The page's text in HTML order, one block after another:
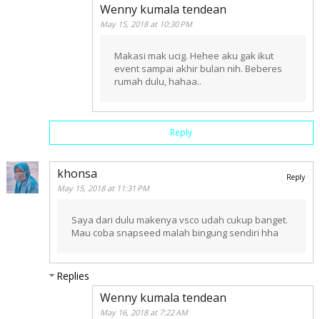
Wenny kumala tendean
May 15, 2018 at 10:30 PM
Makasi mak ucig. Hehee aku gak ikut
event sampai akhir bulan nih. Beberes
rumah dulu, hahaa..
Reply
khonsa
May 15, 2018 at 11:31 PM
Saya dari dulu makenya vsco udah cukup banget.
Mau coba snapseed malah bingung sendiri hha
Reply
Replies
Wenny kumala tendean
May 16, 2018 at 7:22 AM